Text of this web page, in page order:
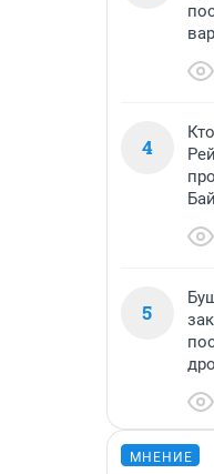
4
5
МНЕНИЕ